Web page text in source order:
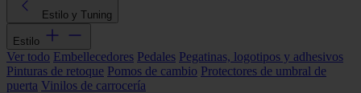
Estilo y Tuning
Estilo
Ver todo Embellecedores Pedales Pegatinas, logotipos y adhesivos
Pinturas de retoque Pomos de cambio Protectores de umbral de
puerta Vinilos de carrocería